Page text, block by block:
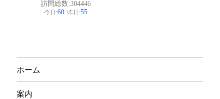
ホーム
案内